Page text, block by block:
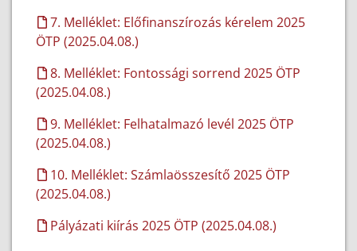
7. Melléklet: Előfinanszírozás kérelem 2025
ÖTP (2025.04.08.)
8. Melléklet: Fontossági sorrend 2025 ÖTP
(2025.04.08.)
9. Melléklet: Felhatalmazó levél 2025 ÖTP
(2025.04.08.)
10. Melléklet: Számlaösszesítő 2025 ÖTP
(2025.04.08.)
Pályázati kiírás 2025 ÖTP (2025.04.08.)